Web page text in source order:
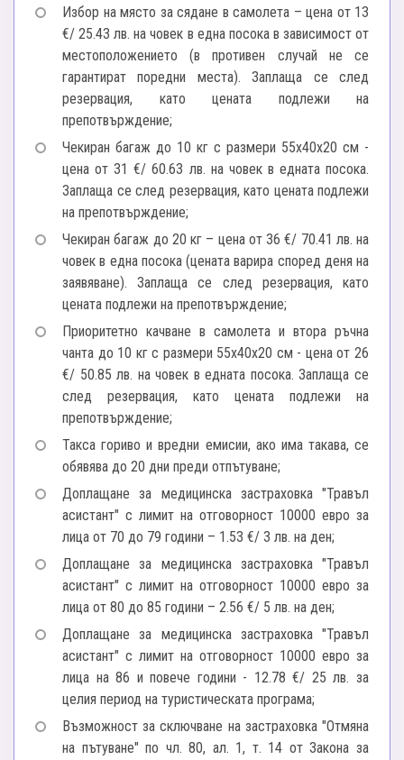
Избор на място за сядане в самолета – цена от 13
€/ 25.43 лв. на човек в една посока в зависимост от
местоположението (в противен случай не се
гарантират поредни места). Заплаща се след
резервация, като цената подлежи на
препотвърждение;
Чекиран багаж до 10 кг с размери 55х40х20 см -
цена от 31 €/ 60.63 лв. на човек в едната посока.
Заплаща се след резервация, като цената подлежи
на препотвърждение;
Чекиран багаж до 20 кг – цена от 36 €/ 70.41 лв. на
човек в една посока (цената варира според деня на
заявяване). Заплаща се след резервация, като
цената подлежи на препотвърждение;
Приоритетно качване в самолета и втора ръчна
чанта до 10 кг с размери 55х40х20 см - цена от 26
€/ 50.85 лв. на човек в едната посока. Заплаща се
след резервация, като цената подлежи на
препотвърждение;
Такса гориво и вредни емисии, ако има такава, се
обявява до 20 дни преди отпътуване;
Доплащане за медицинска застраховка "Травъл
асистант" с лимит на отговорност 10000 евро за
лица от 70 до 79 години – 1.53 €/ 3 лв. на ден;
Доплащане за медицинска застраховка "Травъл
асистант" с лимит на отговорност 10000 евро за
лица от 80 до 85 години – 2.56 €/ 5 лв. на ден;
Доплащане за медицинска застраховка "Травъл
асистант" с лимит на отговорност 10000 евро за
лица нa 86 и повече години - 12.78 €/ 25 лв. за
целия период на туристическата програма;
Възможност за сключване на застраховка "Отмяна
на пътуване" по чл. 80, ал. 1, т. 14 от Закона за